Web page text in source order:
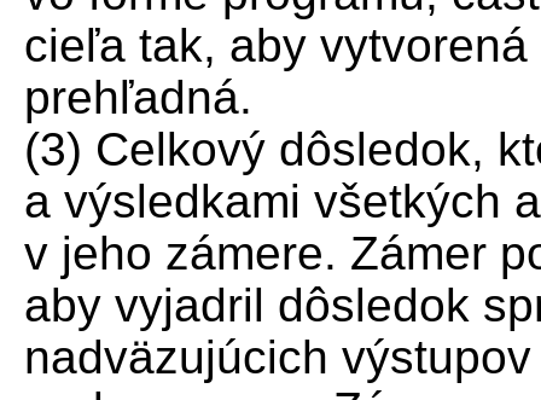
cieľa tak, aby
prehľadná.
(3) Celkový dôsledok,
a výsledkami všetkých
v jeho zámere. Zámer
aby vyjadril dôsledok
nadväzujúcich